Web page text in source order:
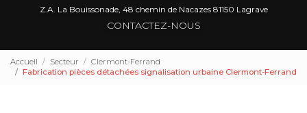
Z.A. La Bouissonade, 48 chemin de Nacazes 81150 Lagrave
CONTACTEZ-NOUS
Accueil Secteur
Clermont-Ferrand
Fabrication pièces détachées signalisation urbaine Clermont-Ferrand